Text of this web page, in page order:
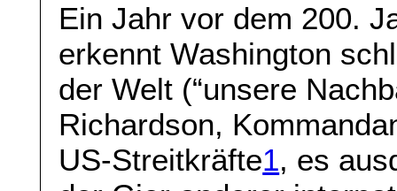
Ein Jahr vor dem 200.
erkennt Washington
der Welt (“unsere
Richardson,
US-Streitkräfte1, es